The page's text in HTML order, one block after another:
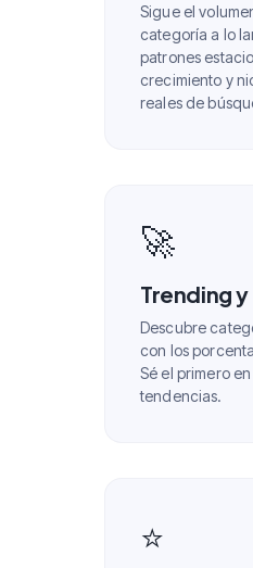
Sigue el
categoría a lo
patrones
crecimiento y
reales de
🚀
Trending
Descubre
con los
Sé el primero
tendencias.
⭐